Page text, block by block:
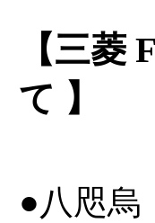
【三菱
て 】
●八咫烏